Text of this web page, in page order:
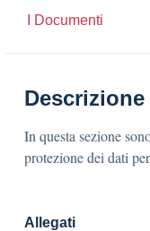
I Documenti
Descrizione
In questa sezione
protezione dei dati
Allegati